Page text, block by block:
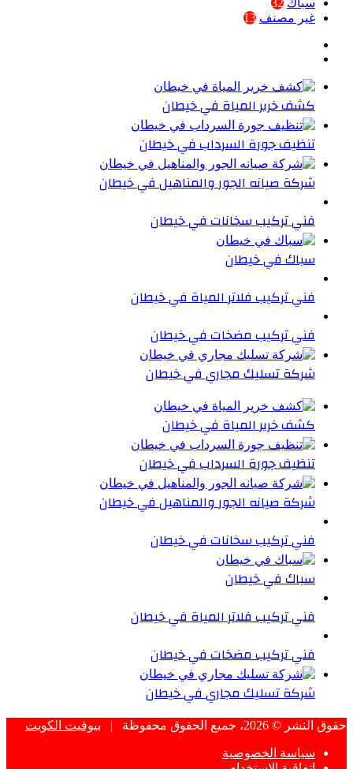
سباك 32
غير مصنف 13
كشف خرير المياة في خيطان
تنظيف جورة السرداب في خيطان
شركة صيانه الجور والمناهيل في خيطان
فني تركيب سخانات في خيطان
سباك في خيطان
فني تركيب فلاتر المياة في خيطان
فني تركيب مضخات في خيطان
شركة تسليك مجاري في خيطان
كشف خرير المياة في خيطان
تنظيف جورة السرداب في خيطان
شركة صيانه الجور والمناهيل في خيطان
فني تركيب سخانات في خيطان
سباك في خيطان
فني تركيب فلاتر المياة في خيطان
فني تركيب مضخات في خيطان
شركة تسليك مجاري في خيطان
حقوق النشر © 2026، جميع الحقوق محفوظة | بيوفيت الكويت
سياسة الخصوصية